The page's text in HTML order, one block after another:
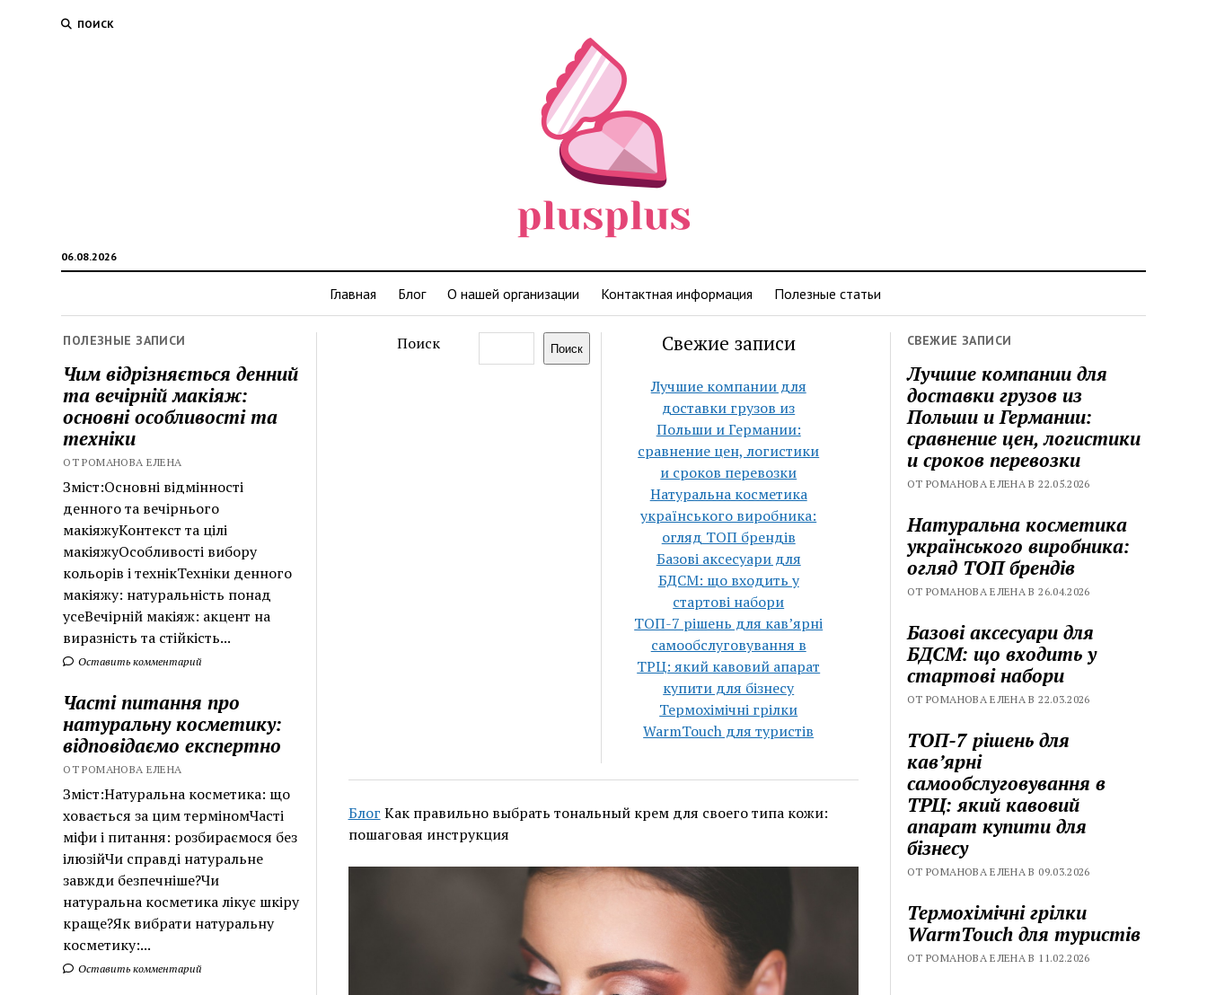
ПОИСК
06.08.2026
Главная Блог О нашей организации Контактная информация Полезные статьи
ПОЛЕЗНЫЕ ЗАПИСИ
Чим відрізняється денний
та вечірній макіяж:
основні особливості та
техніки
ОТ РОМАНОВА ЕЛЕНА
Зміст:Основні відмінності
денного та вечірнього
макіяжуКонтекст та цілі
макіяжуОсобливості вибору
кольорів і технікТехніки денного
макіяжу: натуральність понад
усеВечірній макіяж: акцент на
виразність та стійкість...
Оставить комментарий
Часті питання про
натуральну косметику:
відповідаємо експертно
ОТ РОМАНОВА ЕЛЕНА
Зміст:Натуральна косметика: що
ховається за цим терміномЧасті
міфи і питання: розбираємося без
ілюзійЧи справді натуральне
завжди безпечніше?Чи
натуральна косметика лікує шкіру
краще?Як вибрати натуральну
косметику:...
Оставить комментарий
Поиск Поиск Свежие записи
Лучшие компании для
доставки грузов из
Польши и Германии:
сравнение цен, логистики
и сроков перевозки
Натуральна косметика
українського виробника:
огляд ТОП брендів
Базові аксесуари для
БДСМ: що входить у
стартові набори
ТОП-7 рішень для кавʼярні
самообслуговування в
ТРЦ: який кавовий апарат
купити для бізнесу
Термохімічні грілки
WarmTouch для туристів
Блог Как правильно выбрать тональный крем для своего типа кожи:
пошаговая инструкция
СВЕЖИЕ ЗАПИСИ
Лучшие компании для
доставки грузов из
Польши и Германии:
сравнение цен, логистики
и сроков перевозки
ОТ РОМАНОВА ЕЛЕНА В 22.05.2026
Натуральна косметика
українського виробника:
огляд ТОП брендів
ОТ РОМАНОВА ЕЛЕНА В 26.04.2026
Базові аксесуари для
БДСМ: що входить у
стартові набори
ОТ РОМАНОВА ЕЛЕНА В 22.03.2026
ТОП-7 рішень для
кавʼярні
самообслуговування в
ТРЦ: який кавовий
апарат купити для
бізнесу
ОТ РОМАНОВА ЕЛЕНА В 09.03.2026
Термохімічні грілки
WarmTouch для туристів
ОТ РОМАНОВА ЕЛЕНА В 11.02.2026